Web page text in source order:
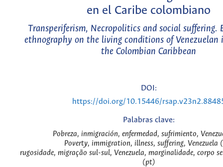
en el Caribe colombiano
Transperiferism, Necropolitics and social suffering.
ethnography on the living conditions of Venezuelan
the Colombian Caribbean
DOI:
https://doi.org/10.15446/
Palabras clave:
Pobreza, inmigración, enfermedad, sufrimiento,
Poverty, immigration, illness, suffering, Venezuela
rugosidade, migração sul-sul, Venezuela, marginalidade, corpo
(pt)